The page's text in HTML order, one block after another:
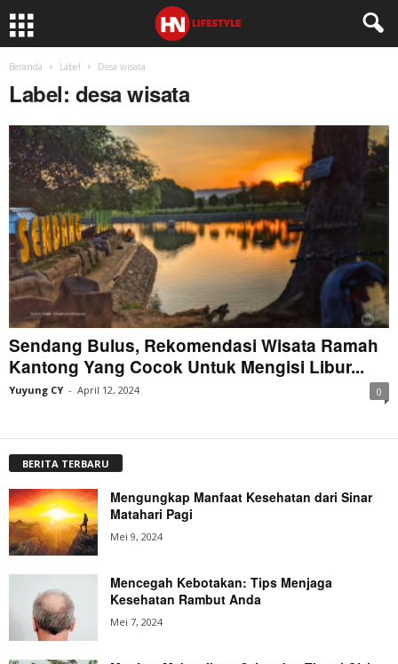
Beranda Label Desa wisata
Label: desa wisata
Sendang Bulus, Rekomendasi Wisata Ramah
Kantong Yang Cocok Untuk Mengisi Libur...
Yuyung CY - April 12, 2024 0
BERITA TERBARU
Mengungkap Manfaat Kesehatan dari Sinar
Matahari Pagi
Mei 9, 2024
Mencegah Kebotakan: Tips Menjaga
Kesehatan Rambut Anda
Mei 7, 2024